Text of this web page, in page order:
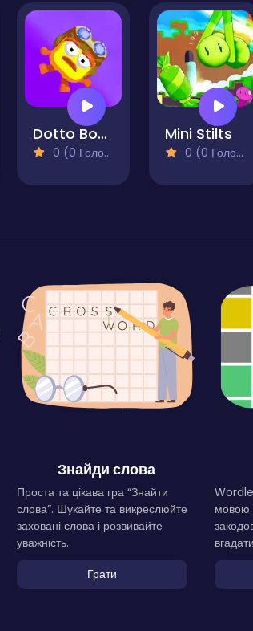
Dotto Botto
0 (0 Голосів)
Mini Stilts
0 (0 Голосів)
Знайди слова
Проста та цікава гра “Знайти
слова”. Шукайте та викреслюйте
заховані слова і розвивайте
уважність.
Грати
мовою.